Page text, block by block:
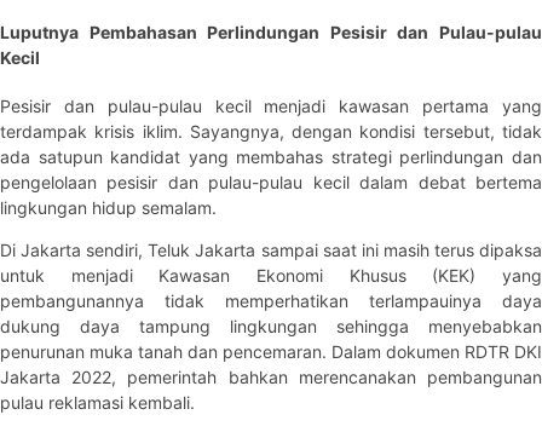
Luputnya Pembahasan Perlindungan Pesisir dan Pulau-pulau
Kecil
Pesisir dan pulau-pulau kecil menjadi kawasan pertama yang
terdampak krisis iklim. Sayangnya, dengan kondisi tersebut, tidak
ada satupun kandidat yang membahas strategi perlindungan dan
pengelolaan pesisir dan pulau-pulau kecil dalam debat bertema
lingkungan hidup semalam.
Di Jakarta sendiri, Teluk Jakarta sampai saat ini masih terus dipaksa
untuk menjadi Kawasan Ekonomi Khusus (KEK) yang
pembangunannya tidak memperhatikan terlampauinya daya
dukung daya tampung lingkungan sehingga menyebabkan
penurunan muka tanah dan pencemaran. Dalam dokumen RDTR DKI
Jakarta 2022, pemerintah bahkan merencanakan pembangunan
pulau reklamasi kembali.